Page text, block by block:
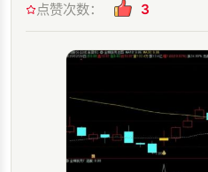
点赞次数： 3